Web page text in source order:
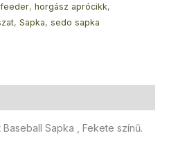
feeder, horgász aprócikk,
, Sapka, sedo sapka
Baseball Sapka , Fekete színű.